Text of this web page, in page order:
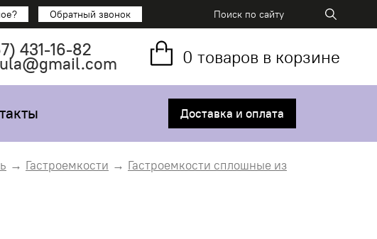
Обратный звонок
431-16-82 0 товаров в корзине
Доставка и оплата
Гастроемкости
Гастроемкости сплошные из